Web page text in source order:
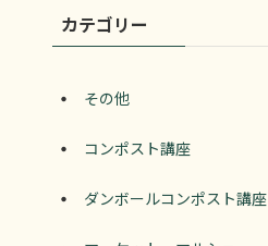
カテゴリー
その他
コンポスト講座
ダンボールコンポスト講座